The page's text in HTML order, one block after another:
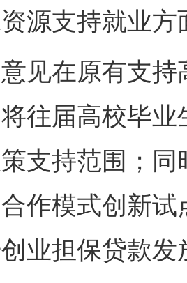
源支持就业
在原有支持
将往届高校毕
支持范围；
作模式创新
业担保贷款发